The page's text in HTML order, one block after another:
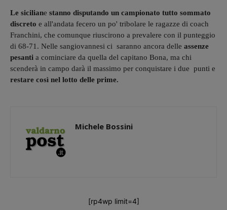
Le siciliane stanno disputando un campionato tutto sommato
discreto e all'andata fecero un po' tribolare le ragazze di coach
Franchini, che comunque riuscirono a prevalere con il punteggio
di 68-71. Nelle sangiovannesi ci saranno ancora delle assenze
pesanti a cominciare da quella del capitano Bona, ma chi
scenderà in campo darà il massimo per conquistare i due punti e
restare così nel lotto delle prime.
Michele Bossini
[rp4wp limit=4]